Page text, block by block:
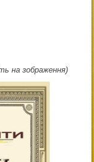
на зображення)